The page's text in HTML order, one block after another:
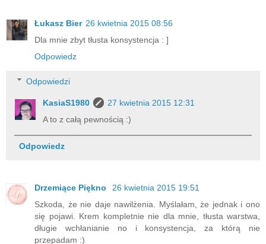
Łukasz Bier 26 kwietnia 2015 08:56
Dla mnie zbyt tłusta konsystencja : ]
Odpowiedz
Odpowiedzi
KasiaS1980
27 kwietnia 2015 12:31
A to z całą pewnością :)
Odpowiedz
Drzemiące Piękno
26 kwietnia 2015 19:51
Szkoda, że nie daje nawilżenia. Myślałam, że jednak i ono
się pojawi. Krem kompletnie nie dla mnie, tłusta warstwa,
długie wchłanianie no i konsystencja, za którą nie
przepadam :)